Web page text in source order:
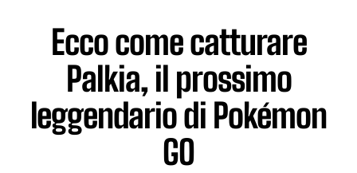
Ecco come catturare
Palkia, il prossimo
leggendario di Pokémon
GO